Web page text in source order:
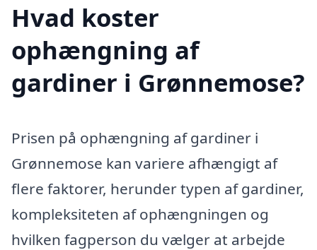
Hvad koster
ophængning af
gardiner i Grønnemose?
Prisen på ophængning af gardiner i
Grønnemose kan variere afhængigt af
flere faktorer, herunder typen af gardiner,
kompleksiteten af ophængningen og
hvilken fagperson du vælger at arbejde